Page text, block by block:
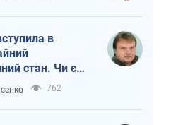
в
стан. Чи є
тунелю?
762